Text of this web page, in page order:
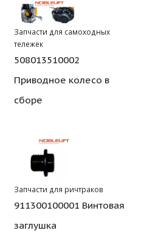
Запчасти для самоходных
тележек
508013510002
Приводное колесо в
сборе
Запчасти для ричтраков
911300100001 Винтовая
заглушка